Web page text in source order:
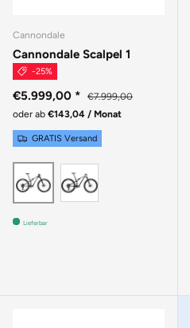
Cannondale
Cannondale Scalpel 1
-25%
€5.999,00 *
€7.999,00
oder ab €143,04 / Monat
GRATIS Versand
Raw
Lieferbar